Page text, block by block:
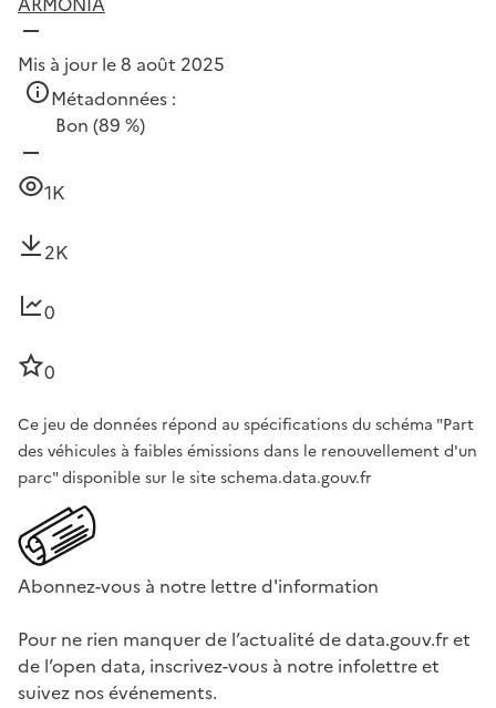
Mis à jour le 8 août 2025
Métadonnées :
Bon (89 %)
1K
2K
0
0
Ce jeu de données répond au spécifications du schéma "Part
des véhicules à faibles émissions dans le renouvellement d'un
parc" disponible sur le site schema.data.gouv.fr
Abonnez-vous à notre lettre d'information
Pour ne rien manquer de l’actualité de data.gouv.fr et
de l’open data, inscrivez-vous à notre infolettre et
suivez nos événements.